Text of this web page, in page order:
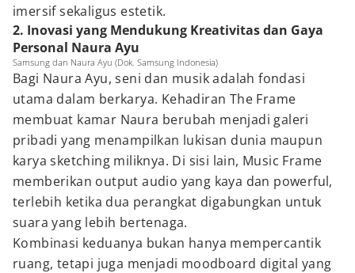
imersif sekaligus estetik.
2. Inovasi yang Mendukung Kreativitas dan Gaya
Personal Naura Ayu
Samsung dan Naura Ayu (Dok. Samsung Indonesia)
Bagi Naura Ayu, seni dan musik adalah fondasi
utama dalam berkarya. Kehadiran The Frame
membuat kamar Naura berubah menjadi galeri
pribadi yang menampilkan lukisan dunia maupun
karya sketching miliknya. Di sisi lain, Music Frame
memberikan output audio yang kaya dan powerful,
terlebih ketika dua perangkat digabungkan untuk
suara yang lebih bertenaga.
Kombinasi keduanya bukan hanya mempercantik
ruang, tetapi juga menjadi moodboard digital yang